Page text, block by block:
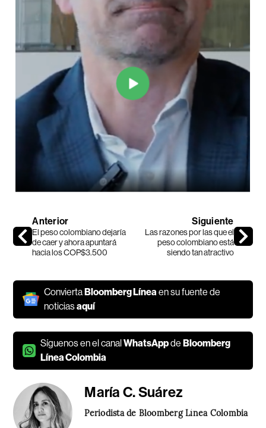
Anterior
El peso colombiano dejaría
de caer y ahora apuntará
hacia los COP$3.500
Siguiente
Las razones por las que el
peso colombiano está
siendo tan atractivo
ConviertaBloomberg Línea en su fuente de
noticiasaquí
Síguenos en el canalWhatsAppdeBloomberg
Línea Colombia
María C. Suárez
Periodista de Bloomberg Línea Colombia